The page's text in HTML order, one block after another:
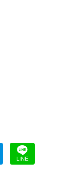
LINE